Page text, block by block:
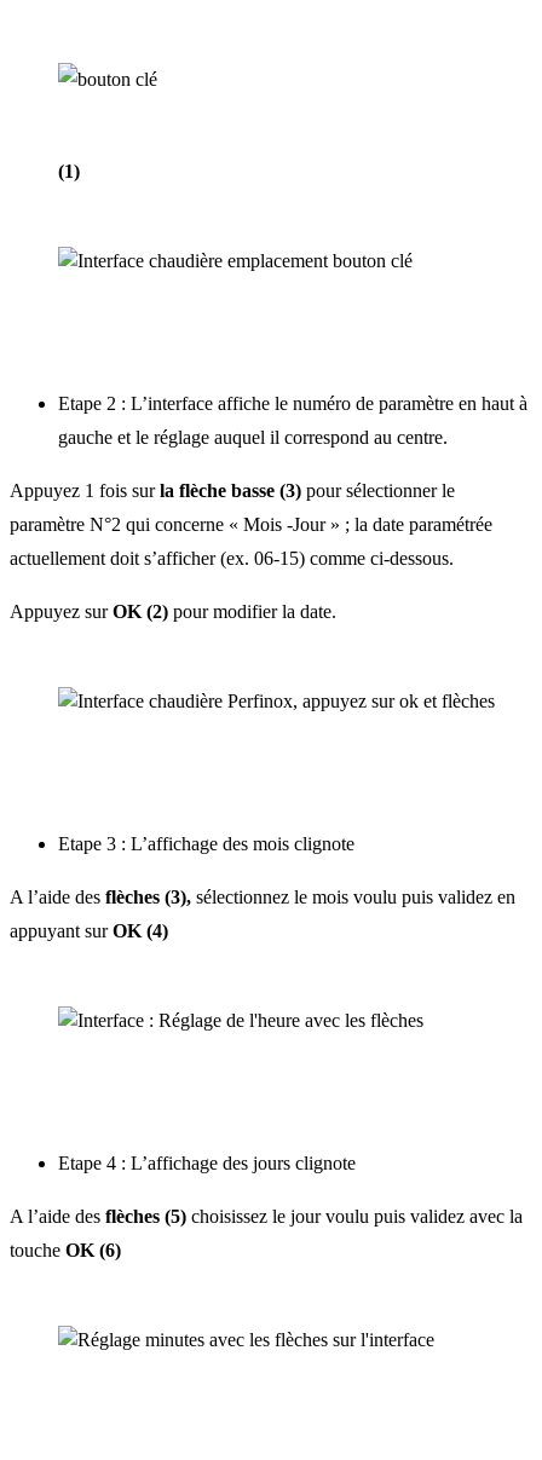
(1)
Etape 2 : L’interface affiche le numéro de paramètre en haut à
gauche et le réglage auquel il correspond au centre.
Appuyez 1 fois surla flèche basse (3) pour sélectionner le
paramètre N°2 qui concerne « Mois -Jour » ; la date paramétrée
actuellement doit s’afficher (ex. 06-15) comme ci-dessous.
Appuyez surOK (2) pour modifier la date.
Etape 3 : L’affichage des mois clignote
A l’aide des flèches (3), sélectionnez le mois voulu puis validez en
appuyant surOK (4)
Etape 4 : L’affichage des jours clignote
A l’aide des flèches (5) choisissez le jour voulu puis validez avec la
touche OK (6)